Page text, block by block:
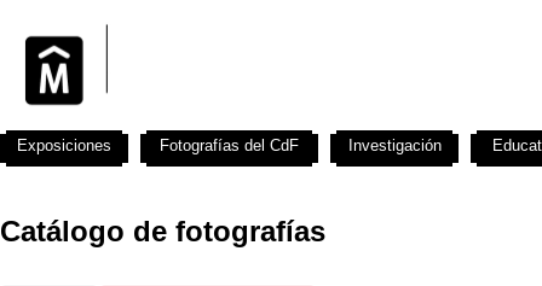
Catálogo de fotografías
Exposiciones Fotografías del CdF Investigación